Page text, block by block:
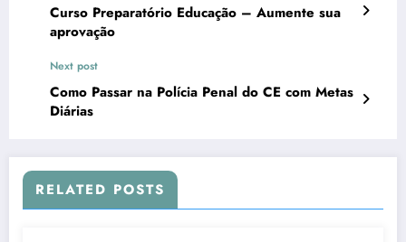
Curso Preparatório Educação – Aumente sua
aprovação
Next post
Como Passar na Polícia Penal do CE com Metas
Diárias
RELATED POSTS